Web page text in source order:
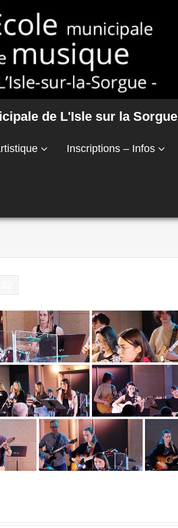
de L'Isle sur la Sorgue
Inscriptions – Infos